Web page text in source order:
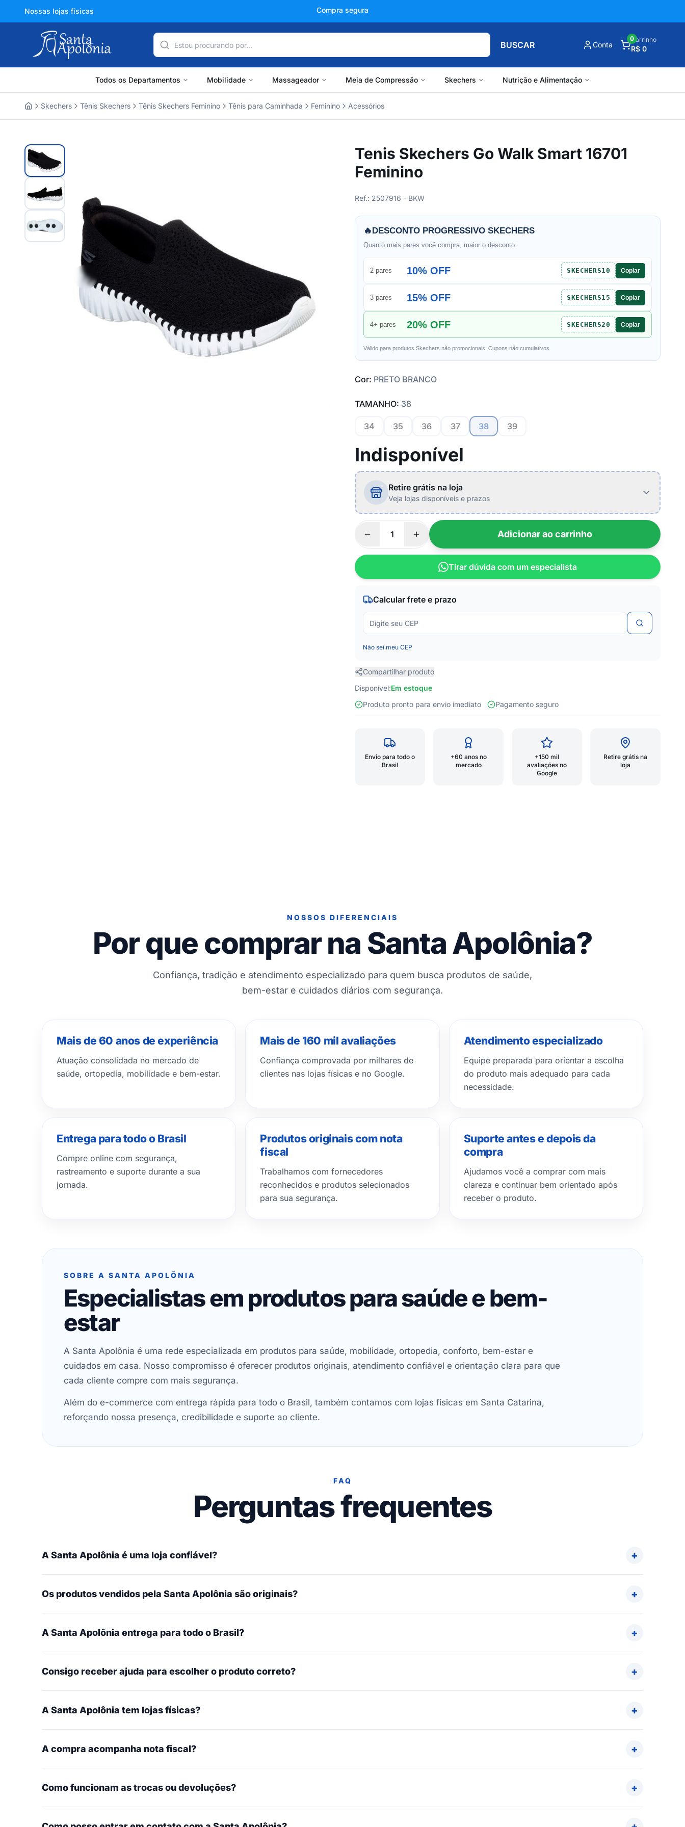
Nossas lojas físicas +150 mil avaliações
BUSCAR Conta
Carrinho
R$ 0
0
Todos os Departamentos Mobilidade Massageador Meia de Compressão Skechers Nutrição e Alimentação
Skechers Tênis Skechers Tênis Skechers Feminino Tênis para Caminhada Feminino Acessórios
Tenis Skechers Go Walk Smart 16701
Feminino
Ref.: 2507916 - BKW
🔥DESCONTO PROGRESSIVO SKECHERS
Quanto mais pares você compra, maior o desconto.
2 pares 10% OFF SKECHERS10 Copiar
3 pares 15% OFF SKECHERS15 Copiar
4+ pares 20% OFF SKECHERS20 Copiar
Válido para produtos Skechers não promocionais. Cupons não cumulativos.
Cor: PRETO BRANCO
TAMANHO: 38
34 35 36 37 38 39
Indisponível
Retire grátis na loja
Veja lojas disponíveis e prazos
Adicionar ao carrinho
Tirar dúvida com um especialista
Calcular frete e prazo
Não sei meu CEP
Compartilhar produto
Disponível:Em estoque
Produto pronto para envio imediato
Pagamento seguro
Envio para todo o
Brasil
+60 anos no
mercado
+150 mil
avaliações no
Google
Retire grátis na
loja
NOSSOS DIFERENCIAIS
Por que comprar na Santa Apolônia?
Confiança, tradição e atendimento especializado para quem busca produtos de saúde,
bem-estar e cuidados diários com segurança.
Mais de 60 anos de experiência
Atuação consolidada no mercado de
saúde, ortopedia, mobilidade e bem-estar.
Mais de 160 mil avaliações
Confiança comprovada por milhares de
clientes nas lojas físicas e no Google.
Atendimento especializado
Equipe preparada para orientar a escolha
do produto mais adequado para cada
necessidade.
Entrega para todo o Brasil
Compre online com segurança,
rastreamento e suporte durante a sua
jornada.
Produtos originais com nota
fiscal
Trabalhamos com fornecedores
reconhecidos e produtos selecionados
para sua segurança.
Suporte antes e depois da
compra
Ajudamos você a comprar com mais
clareza e continuar bem orientado após
receber o produto.
SOBRE A SANTA APOLÔNIA
Especialistas em produtos para saúde e bem-
estar
A Santa Apolônia é uma rede especializada em produtos para saúde, mobilidade, ortopedia, conforto, bem-estar e
cuidados em casa. Nosso compromisso é oferecer produtos originais, atendimento confiável e orientação clara para que
cada cliente compre com mais segurança.
Além do e-commerce com entrega rápida para todo o Brasil, também contamos com lojas físicas em Santa Catarina,
reforçando nossa presença, credibilidade e suporte ao cliente.
FAQ
Perguntas frequentes
A Santa Apolônia é uma loja confiável?
Os produtos vendidos pela Santa Apolônia são originais?
A Santa Apolônia entrega para todo o Brasil?
Consigo receber ajuda para escolher o produto correto?
A Santa Apolônia tem lojas físicas?
A compra acompanha nota fiscal?
Como funcionam as trocas ou devoluções?